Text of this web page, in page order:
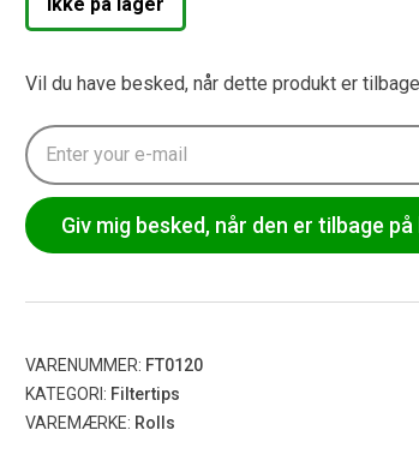
Vil du have besked, når dette produkt er
Giv mig besked, når den er tilbage på
VARENUMMER: FT0120
KATEGORI: Filtertips
VAREMÆRKE: Rolls